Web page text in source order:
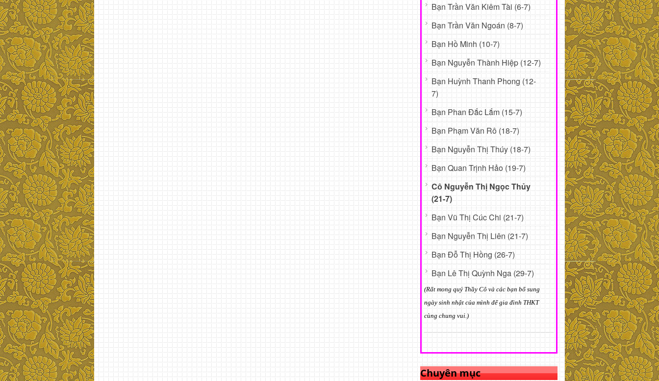
Bạn Trần Văn Kiêm Tài (6-7)
Bạn Trần Văn Ngoán (8-7)
Bạn Hồ Minh (10-7)
Bạn Nguyễn Thành Hiệp (12-7)
Bạn Huỳnh Thanh Phong (12-
7)
Bạn Phan Đắc Lắm (15-7)
Bạn Phạm Văn Rô (18-7)
Bạn Nguyễn Thị Thúy (18-7)
Bạn Quan Trịnh Hảo (19-7)
Cô Nguyễn Thị Ngọc Thủy
(21-7)
Bạn Vũ Thị Cúc Chi (21-7)
Bạn Nguyễn Thị Liên (21-7)
Bạn Đỗ Thị Hồng (26-7)
Bạn Lê Thị Quỳnh Nga (29-7)
(Rất mong quý Thầy Cô và các bạn bổ sung
ngày sinh nhật của mình để gia đình THKT
cùng chung vui.)
Chuyên mục